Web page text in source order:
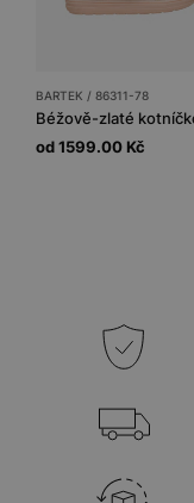
BARTEK / 86311-78
od 1599.00 Kč